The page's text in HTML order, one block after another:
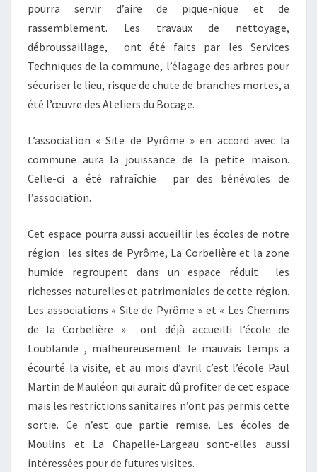
pourra servir d’aire de pique-nique et de
rassemblement. Les travaux de nettoyage,
débroussaillage, ont été faits par les Services
Techniques de la commune, l’élagage des arbres pour
sécuriser le lieu, risque de chute de branches mortes, a
été l’œuvre des Ateliers du Bocage.
L’association « Site de Pyrôme » en accord avec la
commune aura la jouissance de la petite maison.
Celle-ci a été rafraîchie par des bénévoles de
l’association.
Cet espace pourra aussi accueillir les écoles de notre
région : les sites de Pyrôme, La Corbelière et la zone
humide regroupent dans un espace réduit les
richesses naturelles et patrimoniales de cette région.
Les associations « Site de Pyrôme » et « Les Chemins
de la Corbelière » ont déjà accueilli l’école de
Loublande , malheureusement le mauvais temps a
écourté la visite, et au mois d’avril c’est l’école Paul
Martin de Mauléon qui aurait dû profiter de cet espace
mais les restrictions sanitaires n’ont pas permis cette
sortie. Ce n’est que partie remise. Les écoles de
Moulins et La Chapelle-Largeau sont-elles aussi
intéressées pour de futures visites.